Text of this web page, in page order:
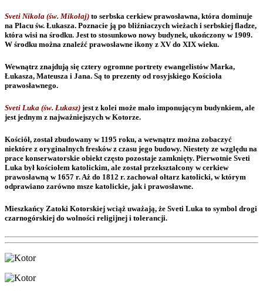
Sveti Nikola (św. Mikołaj) to serbska cerkiew prawosławna, która dominuje
na Placu św. Łukasza. Poznacie ją po bliźniaczych wieżach i serbskiej fladze,
która wisi na środku. Jest to stosunkowo nowy budynek, ukończony w 1909.
W środku można znaleźć prawosławne ikony z XV do XIX wieku.
Wewnątrz znajdują się cztery ogromne portrety ewangelistów Marka,
Łukasza, Mateusza i Jana. Są to prezenty od rosyjskiego Kościoła
prawosławnego.
Sveti Luka (św. Łukasz) jest z kolei może mało imponującym budynkiem, ale
jest jednym z najważniejszych w Kotorze.
Kościół, został zbudowany w 1195 roku, a wewnątrz można zobaczyć
niektóre z oryginalnych fresków z czasu jego budowy. Niestety ze względu na
prace konserwatorskie obiekt często pozostaje zamknięty. Pierwotnie Sveti
Luka był kościołem katolickim, ale został przekształcony w cerkiew
prawosławną w 1657 r. Aż do 1812 r. zachował ołtarz katolicki, w którym
odprawiano zarówno msze katolickie, jak i prawosławne.
Mieszkańcy Zatoki Kotorskiej wciąż uważają, że Sveti Luka to symbol drogi
czarnogórskiej do wolności religijnej i tolerancji.